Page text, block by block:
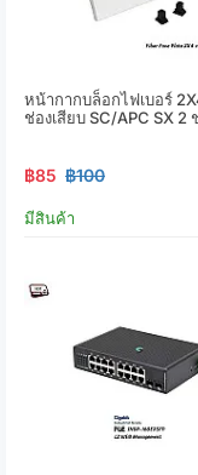
หน้ากากบล็อกไฟเบอร์
ช่องเสียบ SC/APC SX 2
฿85 ฿100
มีสินค้า